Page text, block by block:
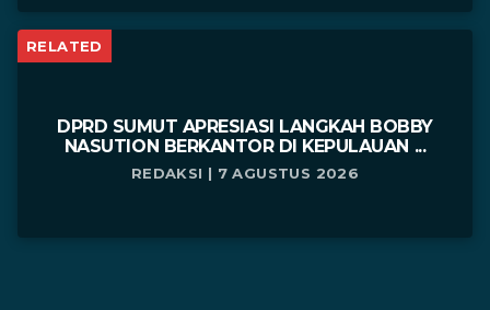
RELATED
DPRD SUMUT APRESIASI LANGKAH BOBBY
NASUTION BERKANTOR DI KEPULAUAN ...
REDAKSI | 7 AGUSTUS 2026